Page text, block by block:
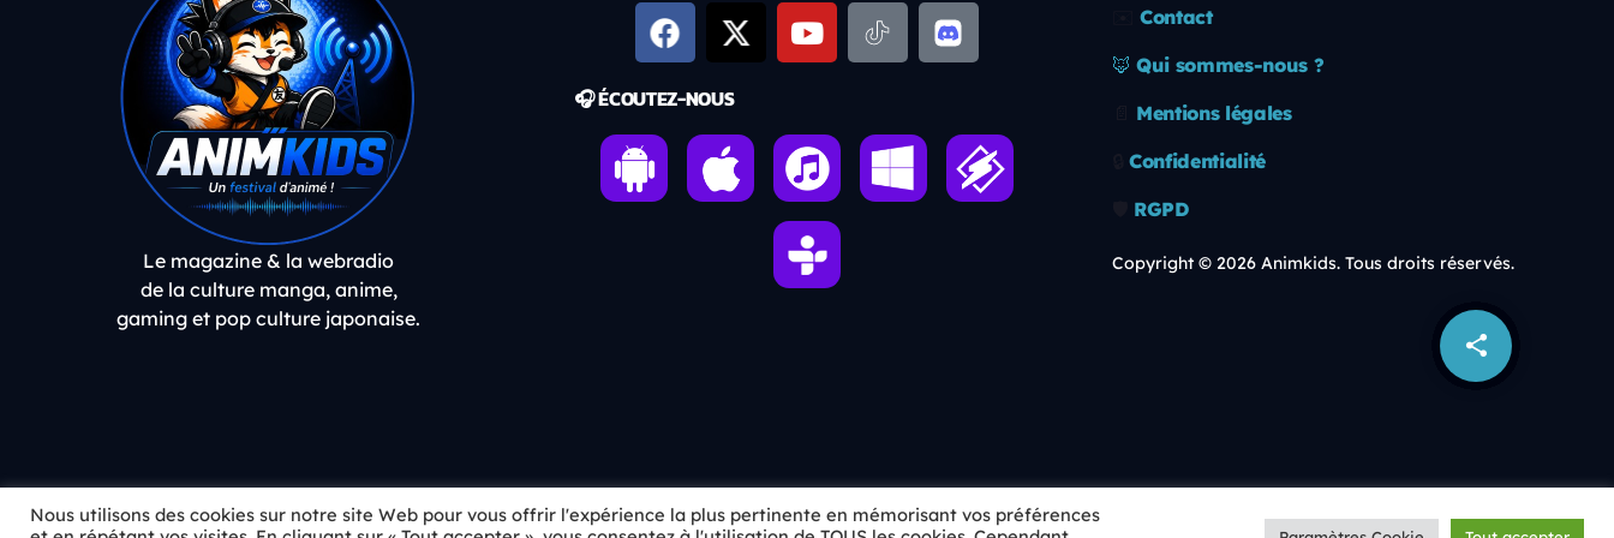
No Egao No Tame Ni- OP Gate Keepers Asu No Egao No Tame Ni- OP Gate Keepers
share
email
Le magazine & la webradio
de la culture manga, anime,
gaming et pop culture japonaise.
🎧 ÉCOUTEZ-NOUS
Contact
🦊 Qui sommes-nous ?
Mentions légales
Confidentialité
RGPD
Copyright © 2026 Animkids. Tous droits réservés.
Nous utilisons des cookies sur notre site Web pour vous offrir l'expérience la plus pertinente en mémorisant vos préférences